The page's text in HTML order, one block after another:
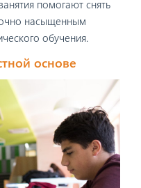
помогают снять
насыщенным
обучения.
основе